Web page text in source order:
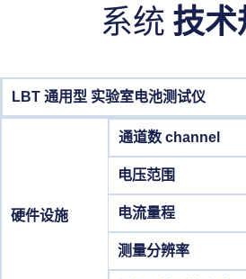
系统 技
LBT 通用型 实验室电池测试仪
硬件设施
通道数 channel
电压范围
电流量程
测量分辨率